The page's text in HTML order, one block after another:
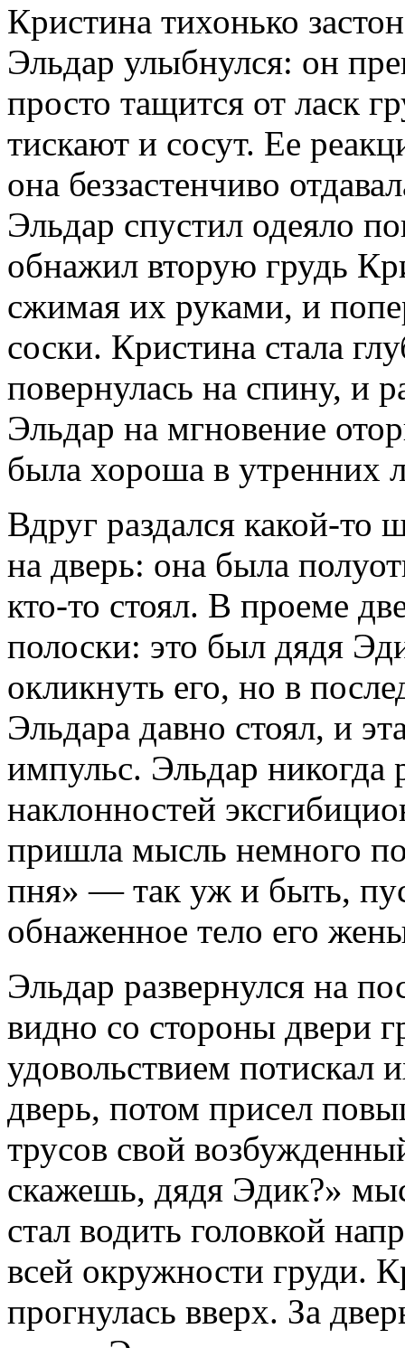
Кристина тихонько
Эльдар улыбнулся: он
просто тащится от ласк
тискают и сосут. Ее
она беззастенчиво
Эльдар спустил одеяло
обнажил вторую грудь
сжимая их руками, и
соски. Кристина стала
повернулась на спину, и
Эльдар на мгновение
была хороша в утренних
Вдруг раздался какой-то
на дверь: она была
кто-то стоял. В проеме
полоски: это был дядя
окликнуть его, но в
Эльдара давно стоял, и
импульс. Эльдар никогда
наклонностей
пришла мысль немного
пня» — так уж и быть,
обнаженное тело его
Эльдар развернулся на
видно со стороны двери
удовольствием потискал
дверь, потом присел
трусов свой
скажешь, дядя Эдик?»
стал водить головкой
всей окружности груди.
прогнулась вверх. За